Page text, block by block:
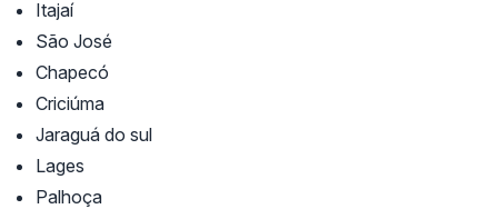
Itajaí
São José
Chapecó
Criciúma
Jaraguá do sul
Lages
Palhoça